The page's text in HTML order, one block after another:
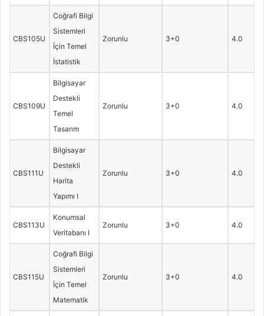
CBS105U
Coğrafi Bilgi
Sistemleri
İçin Temel
İstatistik
Zorunlu 3+0 4.0
CBS109U
Bilgisayar
Destekli
Temel
Tasarım
Zorunlu 3+0 4.0
CBS111U
Bilgisayar
Destekli
Harita
Yapımı I
Zorunlu 3+0 4.0
CBS113U
Konumsal
Veritabanı I
Zorunlu 3+0 4.0
CBS115U
Coğrafi Bilgi
Sistemleri
İçin Temel
Matematik
Zorunlu 3+0 4.0